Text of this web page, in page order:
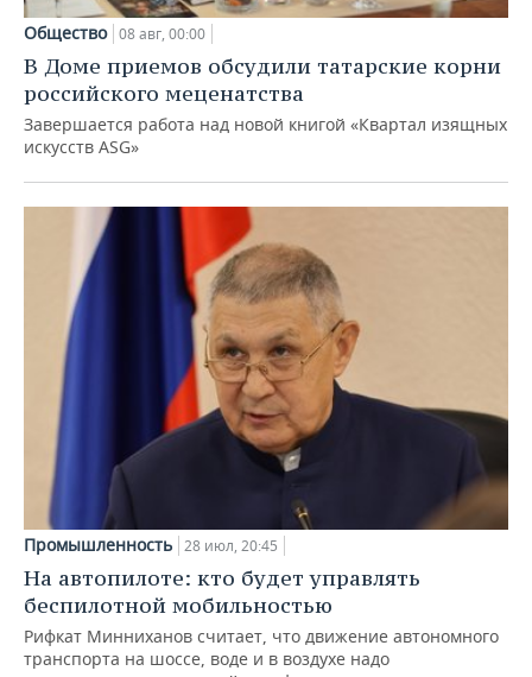
Общество 08 авг, 00:00
В Доме приемов обсудили татарские корни
российского меценатства
Завершается работа над новой книгой «Квартал изящных
искусств ASG»
Промышленность 28 июл, 20:45
На автопилоте: кто будет управлять
беспилотной мобильностью
Рифкат Минниханов считает, что движение автономного
транспорта на шоссе, воде и в воздухе надо